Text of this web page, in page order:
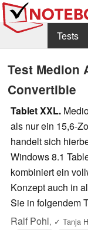
Tests
Kaufberatung
Forum
Test Medion
Convertible
Tablet XXL.
als nur ein 15,6-
handelt sich
Windows 8.1
kombiniert ein
Konzept auch in
Sie in folgendem
Ralf Pohl, ✓ Tanja